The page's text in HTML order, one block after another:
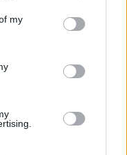
my
naulasi komean